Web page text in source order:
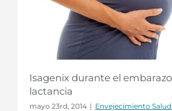
Isagenix durante el
lactancia
mayo 23rd, 2014 | Envejecimiento